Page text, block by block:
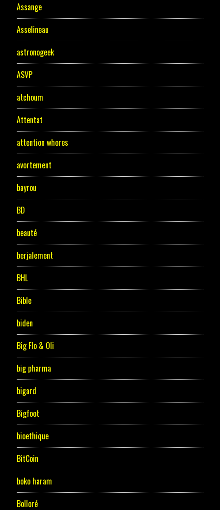
Assange
Asselineau
astronogeek
ASVP
atchoum
Attentat
attention whores
avortement
bayrou
BD
beauté
berjalement
BHL
Bible
biden
Big Flo & Oli
big pharma
bigard
Bigfoot
bioethique
BitCoin
boko haram
Bolloré